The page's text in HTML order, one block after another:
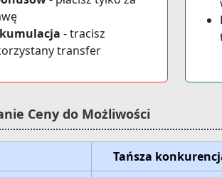
- tracisz
transfer
Ceny do Możliwości
Tańsza